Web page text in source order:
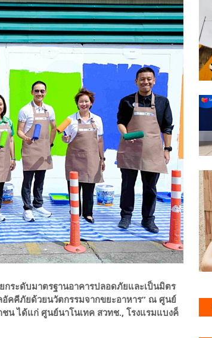
กระดับมาตรฐานอาคารปลอดภัยและเป็นมิตร
อัคคีภัยด้วยนวัตกรรมจากขยะอาหาร” ณ ศูนย์
น ได้แก่ ศูนย์นาโนเทค สวทช., โรงแรมแบงค็